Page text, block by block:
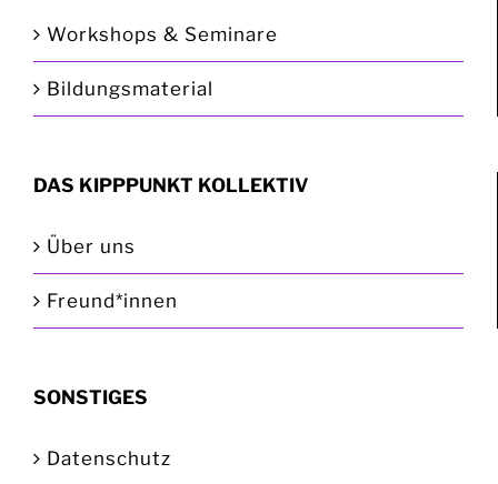
Workshops & Seminare
Bildungsmaterial
DAS KIPPPUNKT KOLLEKTIV
Über uns
Freund*innen
SONSTIGES
Datenschutz